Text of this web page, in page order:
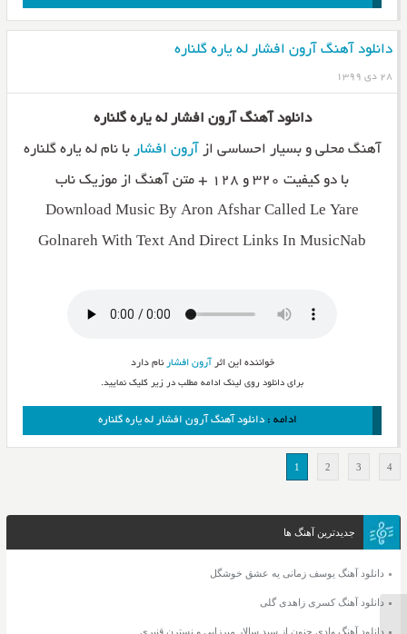
دانلود آهنگ آرون افشار له یاره گلناره
۲۸ دی ۱۳۹۹
دانلود آهنگ آرون افشار له یاره گلناره
آهنگ محلی و بسیار احساسی از آرون افشار با نام له یاره گلناره
با دو کیفیت ۳۲۰ و ۱۲۸ + متن آهنگ از موزیک ناب
Download Music By Aron Afshar Called Le Yare
Golnareh With Text And Direct Links In MusicNab
خواننده این اثر آرون افشار نام دارد
برای دانلود روی لینک ادامه مطلب در زیر کلیک نمایید.
ادامه : دانلود آهنگ آرون افشار له یاره گلناره
1 2 3 4
جدیدترین آهنگ ها
دانلود آهنگ یوسف زمانی یه عشق خوشگل
دانلود آهنگ کسری زاهدی گلی
دانلود آهنگ وادی جنون از سید سالار میرزایی و نسترن قنبری